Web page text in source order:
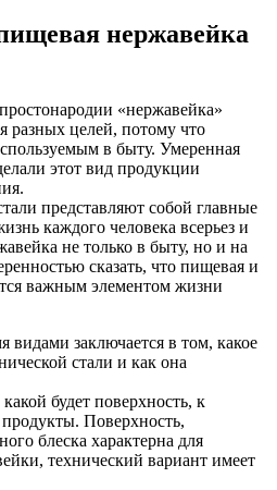
нержавейка
«нержавейка»
разных целей, потому что
в быту. Умеренная
этот вид продукции
представляют собой главные
каждого человека всерьез и
не только в быту, но и на
сказать, что пищевая и
важным элементом жизни
видами заключается в том, какое
стали и как она
будет поверхность, к
продукты. Поверхность,
блеска характерна для
технический вариант имеет